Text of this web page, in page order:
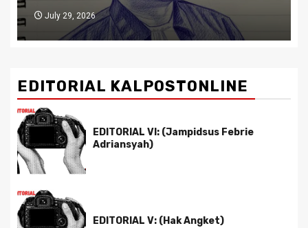
July 27, 2026
EDITORIAL KALPOSTONLINE
EDITORIAL VI: (Jampidsus Febrie
Adriansyah)
EDITORIAL V: (Hak Angket)